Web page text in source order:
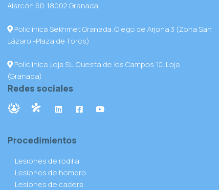
Alarcón 60. 18002 Granada
Policlínica Sekhmet Granada. Ciego de Arjona 3 (Zona San
Lázaro -Plaza de Toros)
Policlínica Loja SL. Cuesta de los Campos 10. Loja
(Granada)
Redes sociales
Procedimientos
Lesiones de rodilla
Lesiones de hombro
Lesiones de cadera